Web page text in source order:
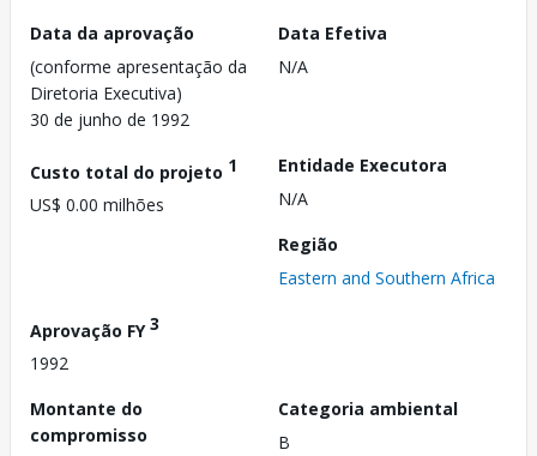
Data da aprovação
(conforme apresentação da
Diretoria Executiva)
30 de junho de 1992
Data Efetiva
N/A
Custo total do projeto 1
US$ 0.00 milhões
Entidade Executora
N/A
Região
Eastern and Southern Africa
Aprovação FY3
1992
Montante do
compromisso
Categoria ambiental
B